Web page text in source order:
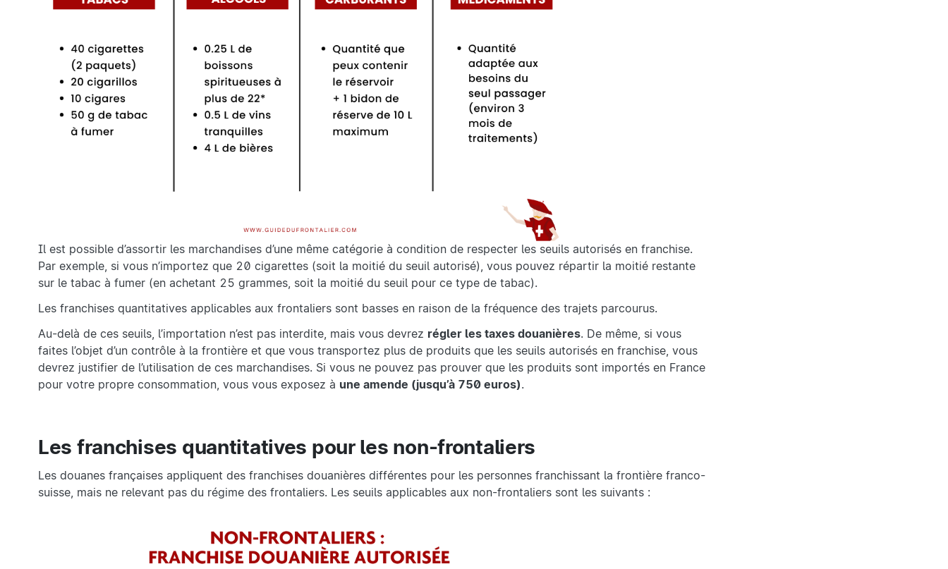
Il est possible d’assortir les marchandises d’une même catégorie à condition de respecter les seuils autorisés en franchise.
Par exemple, si vous n’importez que 20 cigarettes (soit la moitié du seuil autorisé), vous pouvez répartir la moitié restante
sur le tabac à fumer (en achetant 25 grammes, soit la moitié du seuil pour ce type de tabac).
Les franchises quantitatives applicables aux frontaliers sont basses en raison de la fréquence des trajets parcourus.
Au-delà de ces seuils, l’importation n’est pas interdite, mais vous devrez régler les taxes douanières. De même, si vous
faites l’objet d’un contrôle à la frontière et que vous transportez plus de produits que les seuils autorisés en franchise, vous
devrez justifier de l’utilisation de ces marchandises. Si vous ne pouvez pas prouver que les produits sont importés en France
pour votre propre consommation, vous vous exposez à une amende (jusqu’à 750 euros).
Les franchises quantitatives pour les non-frontaliers
Les douanes françaises appliquent des franchises douanières différentes pour les personnes franchissant la frontière franco-
suisse, mais ne relevant pas du régime des frontaliers. Les seuils applicables aux non-frontaliers sont les suivants :